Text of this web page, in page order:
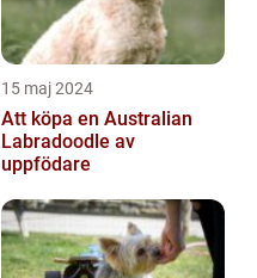
15 maj 2024
Att köpa en Australian
Labradoodle av
uppfödare